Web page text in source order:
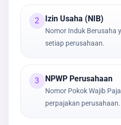
2 Izin Usaha (NIB)
Nomor Induk Berusaha
setiap perusahaan.
3 NPWP Perusahaan
Nomor Pokok Wajib
perpajakan perusahaan.